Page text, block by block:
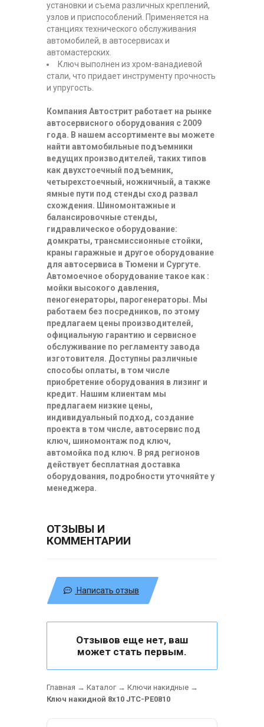
установки и съема различных креплений,
узлов и приспособлений. Применяется на
станциях технического обслуживания
автомобилей, в автосервисах и
автомастерских.
Ключ выполнен из хром-ванадиевой
стали, что придает инструменту прочность
и упругость.
Компания Автострит работает на рынке
автосервисного оборудования с 2009
года. В нашем ассортименте вы можете
найти автомобильные подъемники
ведущих производителей, таких типов
как двухстоечный подъемник,
четырехстоечный, ножничный, а также
ямные пути под стенды сход развал
схождения. Шиномонтажные и
балансировочные стенды,
гидравлическое оборудование:
домкраты, трансмиссионные стойки,
краны гаражные и другое оборудование
для автосервиса в Тюмени и Сургуте.
Автомоечное оборудование такое как :
мойки высокого давления,
пеногенераторы, парогенераторы. Мы
работаем без посредников, по этому
предлагаем цены производителей,
официальную гарантию и сервисное
обслуживание по регламенту завода
изготовителя. Доступны различные
способы оплаты, в том числе
приобретение оборудования в лизинг и
кредит. Нашим клиентам мы
предлагаем низкие цены,
индивидуальный подход, создание
проекта в том числе, автосервис под
ключ, шиномонтаж под ключ,
автомойка под ключ. В ряд регионов
действует бесплатная доставка
оборудования, подробности уточняйте у
менеджера.
ОТЗЫВЫ И
КОММЕНТАРИИ
Написать отзыв
Отзывов еще нет, ваш
может стать первым.
Главная → Каталог→ Ключи накидные →
Ключ накидной 8х10 JTC-PE0810